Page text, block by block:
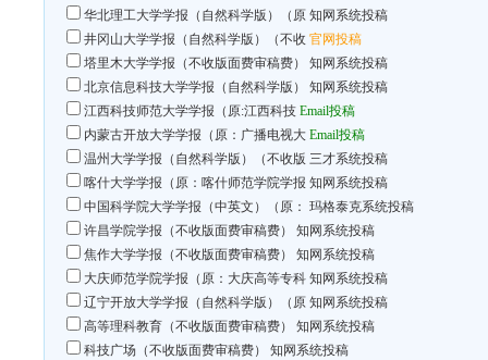
华北理工大学学报（自然科学版）（原 知网系统投稿
井冈山大学学报（自然科学版）（不收 官网投稿
塔里木大学学报（不收版面费审稿费）
知网系统投稿
北京信息科技大学学报（自然科学版）
知网系统投稿
江西科技师范大学学报（原:江西科技 Email投稿
内蒙古开放大学学报（原：广播电视大 Email投稿
温州大学学报（自然科学版）（不收版 三才系统投稿
喀什大学学报（原：喀什师范学院学报 知网系统投稿
中国科学院大学学报（中英文）（原： 玛格泰克系统投稿
许昌学院学报（不收版面费审稿费）
知网系统投稿
焦作大学学报（不收版面费审稿费）
知网系统投稿
大庆师范学院学报（原：大庆高等专科 知网系统投稿
辽宁开放大学学报（自然科学版）（原 知网系统投稿
高等理科教育（不收版面费审稿费）
知网系统投稿
科技广场（不收版面费审稿费）
知网系统投稿